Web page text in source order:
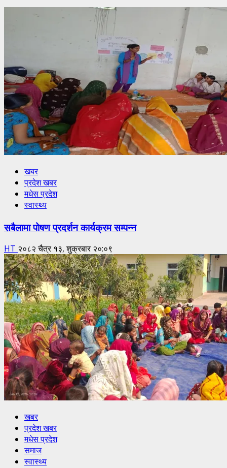
खबर
प्रदेश खबर
मधेस प्रदेश
स्वास्थ्य
सबैलामा पोषण प्रदर्शन कार्यक्रम सम्पन्न
HT २०८२ चैत्र १३, शुक्रबार २०:०९
खबर
प्रदेश खबर
मधेस प्रदेश
समाज
स्वास्थ्य